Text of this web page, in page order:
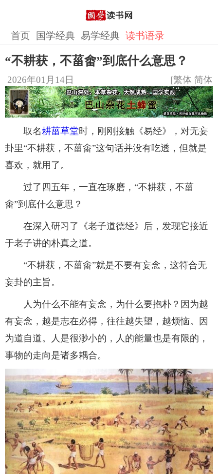
首页 国学经典 易学经典 读书语录
“不耕获，不菑畬”到底什么意思？
2026年01月14日 [繁体 简体
取名耕菑草堂时，刚刚接触《易经》，对无妄
卦里“不耕获，不菑畬”这句话并没有吃透，但就是
喜欢，就用了。
过了四五年，一直在琢磨，“不耕获，不菑
畬”到底什么意思？
​在深入研习了《老子道德经》后，发现它接近
于老子讲的朴真之道。
​“不耕获，不菑畬”就是不要有妄念，这符合无
妄卦的主旨。
​人为什么不能有妄念，为什么要抱朴？因为越
有妄念，越是志在必得，往往越失望，越烦恼。因
为道自道。人是很渺小的，人的能量也是有限的，
事物的走向是诸多耦合。